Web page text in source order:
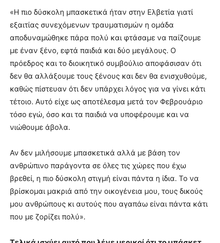
«Η πιο δύσκολη μπασκετικά ήταν στην Ελβετία γιατί
εξαιτίας συνεχόμενων τραυματισμών η ομάδα
αποδυναμώθηκε πάρα πολύ και φτάσαμε να παίζουμε
με έναν ξένο, εφτά παιδιά και δύο μεγάλους. Ο
πρόεδρος και το διοικητικό συμβούλιο αποφάσισαν ότι
δεν θα αλλάξουμε τους ξένους και δεν θα ενισχυθούμε,
καθώς πίστευαν ότι δεν υπάρχει λόγος για να γίνει κάτι
τέτοιο. Αυτό είχε ως αποτέλεσμα μετά τον Φεβρουάριο
τόσο εγώ, όσο και τα παιδιά να υποφέρουμε και να
νιώθουμε άβολα.
Αν δεν μιλήσουμε μπασκετικά αλλά με βάση τον
ανθρώπινο παράγοντα σε όλες τις χώρες που έχω
βρεθεί, η πιο δύσκολη στιγμή είναι πάντα η ίδια. Το να
βρίσκομαι μακριά από την οικογένεια μου, τους δικούς
μου ανθρώπους κι αυτούς που αγαπάω είναι πάντα κάτι
που με ζορίζει πολύ».